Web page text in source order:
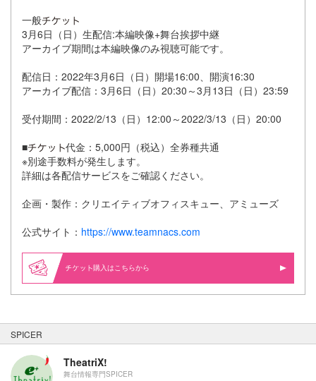
一般
3月6日（日）生配信:本編映像+舞台挨拶中継
アーカイブ期間は本編映像のみ視聴可能です。
配信日：2022年3月6日（日）開場16:00、開演16:30
アーカイブ配信：3月6日（日）20:30～3月13日（日）23:59
受付期間：2022/2/13（日）12:00～2022/3/13（日）20:00
■
代金：5,000円（税込）全券種共通
※別途手数料が発生します。
詳細は各配信サービスをご確認ください。
企画・製作：クリエイティブオフィスキュー、アミューズ
公式サイト： https://www.teamnacs.com
購入はこちらから
SPICER
TheatriX!
舞台情報専門SPICER